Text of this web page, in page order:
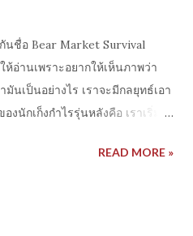
ชื่อ Bear Market Survival
อ่านเพราะอยากให้เห็นภาพว่า
นเป็นอย่างไร เราจะมีกลยุทธ์เอา
นักเก็งกำไรรุ่นหลังคือ เราเริ่ม
ยง paper นี้พูดถึงวิกฤติตอนREAD MORE »